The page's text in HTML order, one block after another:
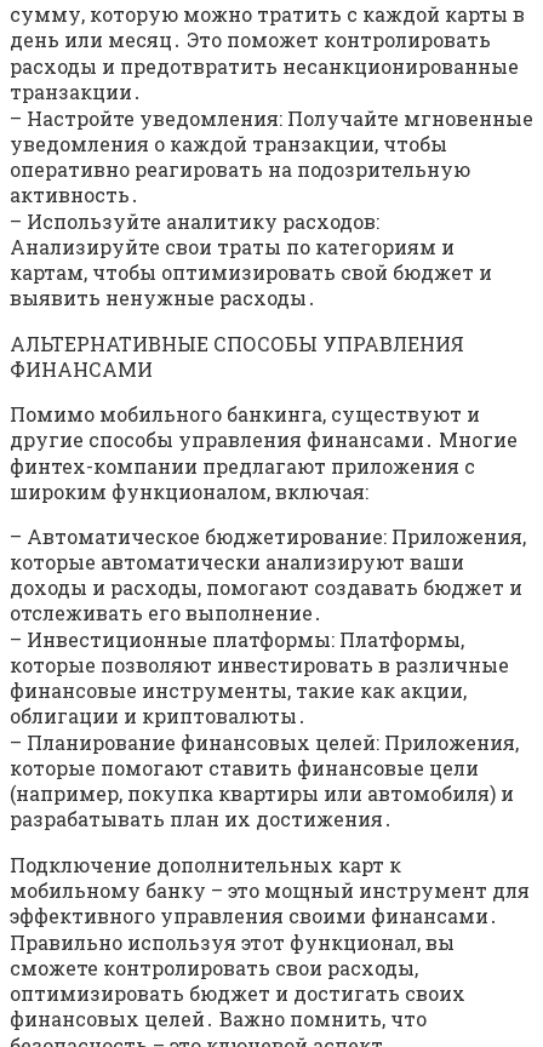
сумму, которую можно тратить с каждой карты в
день или месяц․ Это поможет контролировать
расходы и предотвратить несанкционированные
транзакции․
– Настройте уведомления: Получайте мгновенные
уведомления о каждой транзакции, чтобы
оперативно реагировать на подозрительную
активность․
– Используйте аналитику расходов:
Анализируйте свои траты по категориям и
картам, чтобы оптимизировать свой бюджет и
выявить ненужные расходы․
АЛЬТЕРНАТИВНЫЕ СПОСОБЫ УПРАВЛЕНИЯ
ФИНАНСАМИ
Помимо мобильного банкинга, существуют и
другие способы управления финансами․ Многие
финтех-компании предлагают приложения с
широким функционалом, включая:
– Автоматическое бюджетирование: Приложения,
которые автоматически анализируют ваши
доходы и расходы, помогают создавать бюджет и
отслеживать его выполнение․
– Инвестиционные платформы: Платформы,
которые позволяют инвестировать в различные
финансовые инструменты, такие как акции,
облигации и криптовалюты․
– Планирование финансовых целей: Приложения,
которые помогают ставить финансовые цели
(например, покупка квартиры или автомобиля) и
разрабатывать план их достижения․
Подключение дополнительных карт к
мобильному банку – это мощный инструмент для
эффективного управления своими финансами․
Правильно используя этот функционал, вы
сможете контролировать свои расходы,
оптимизировать бюджет и достигать своих
финансовых целей․ Важно помнить, что